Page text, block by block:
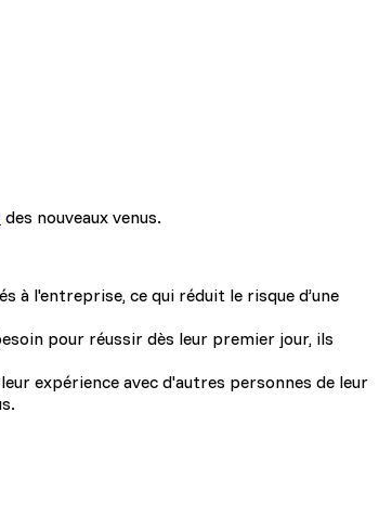
des nouveaux venus.
à l'entreprise, ce qui réduit le risque d’une
pour réussir dès leur premier jour, ils
expérience avec d'autres personnes de leur